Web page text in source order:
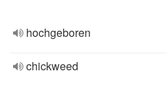
hochgeboren
chickweed